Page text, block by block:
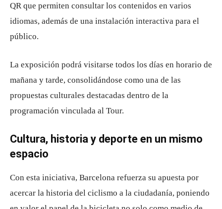
QR que permiten consultar los contenidos en varios
idiomas, además de una instalación interactiva para el
público.
La exposición podrá visitarse todos los días en horario de
mañana y tarde, consolidándose como una de las
propuestas culturales destacadas dentro de la
programación vinculada al Tour.
Cultura, historia y deporte en un mismo
espacio
Con esta iniciativa, Barcelona refuerza su apuesta por
acercar la historia del ciclismo a la ciudadanía, poniendo